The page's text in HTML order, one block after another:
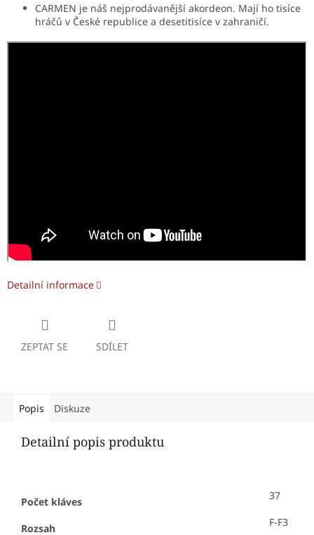
CARMEN je náš nejprodávanější akordeon. Mají ho tisíce
hráčů v České republice a desetitisíce v zahraničí.
Detailní informace
ZEPTAT SE SDÍLET
Popis Diskuze
Detailní popis produktu
Počet kláves 37
Rozsah F-F3